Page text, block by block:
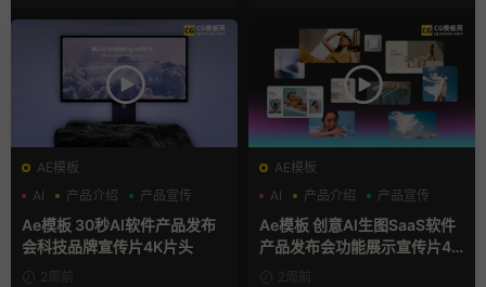
AE模板
AI
产品介绍 产品宣传
Ae模板 30秒AI软件产品发布
会科技品牌宣传片4K片头
2周前
AE模板
AI
产品介绍 产品宣传
Ae模板 创意AI生图SaaS软件
产品发布会功能展示宣传片4K
片头2周前